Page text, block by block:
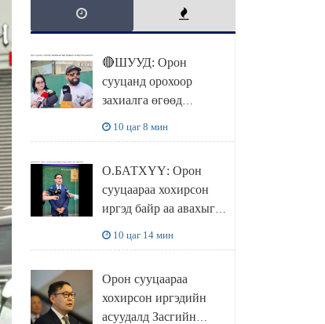
🔴ШУУД: Орон
сууцанд орохоор
захиалга өгөөд
10 цаг 8 мин
О.БАТХҮҮ: Орон
сууцаараа хохирсон
иргэд байр аа авахыг л
доривтой арга хэмжээ
авч ажиллана
10 цаг 14 мин
Орон сууцаараа
хохирсон иргэдийн
асуудалд Засгийн